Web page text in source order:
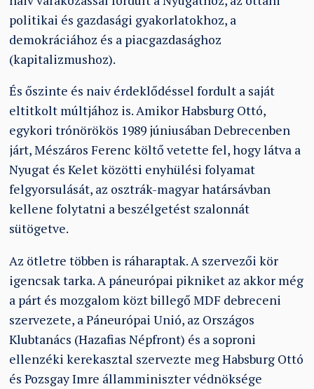
politikai és gazdasági gyakorlatokhoz, a
demokráciához és a piacgazdasághoz
(kapitalizmushoz).
És őszinte és naiv érdeklődéssel fordult a saját
eltitkolt múltjához is. Amikor Habsburg Ottó,
egykori trónörökös 1989 júniusában Debrecenben
járt, Mészáros Ferenc költő vetette fel, hogy látva a
Nyugat és Kelet közötti enyhülési folyamat
felgyorsulását, az osztrák-magyar határsávban
kellene folytatni a beszélgetést szalonnát
sütögetve.
Az ötletre többen is ráharaptak. A szervezői kör
igencsak tarka. A páneurópai pikniket az akkor még
a párt és mozgalom közt billegő MDF debreceni
szervezete, a Páneurópai Unió, az Országos
Klubtanács (Hazafias Népfront) és a soproni
ellenzéki kerekasztal szervezte meg Habsburg Ottó
és Pozsgay Imre államminiszter védnöksége